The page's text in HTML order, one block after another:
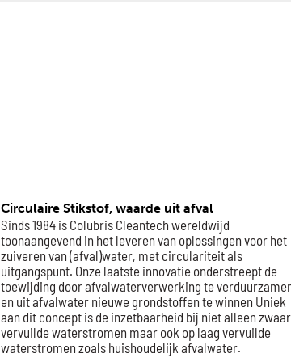
Circulaire Stikstof, waarde uit afval
Sinds 1984 is Colubris Cleantech wereldwijd
toonaangevend in het leveren van oplossingen voor het
zuiveren van (afval)water, met circulariteit als
uitgangspunt. Onze laatste innovatie onderstreept de
toewijding door afvalwaterverwerking te
en uit afvalwater nieuwe grondstoffen te winnen Uniek
aan dit concept is de inzetbaarheid bij niet alleen zwaar
vervuilde waterstromen maar ook op laag vervuilde
waterstromen zoals huishoudelijk afvalwater.